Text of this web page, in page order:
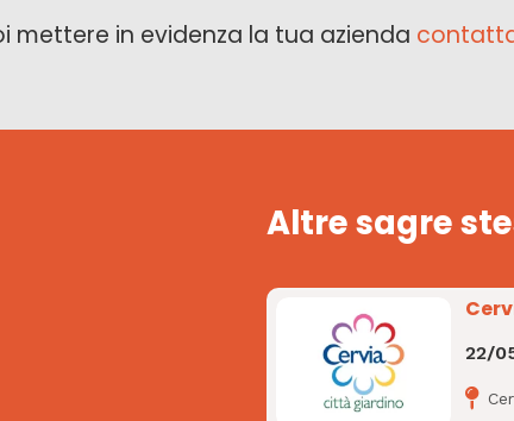
mettere in evidenza la tua azienda
Altre sagre
22/